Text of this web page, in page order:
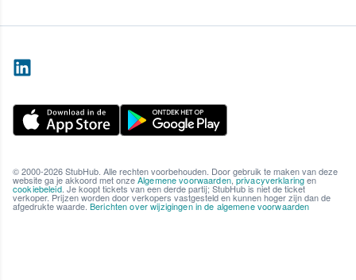
© 2000-2026 StubHub. Alle rechten voorbehouden. Door gebruik te maken van deze
website ga je akkoord met onzeAlgemene voorwaarden,privacyverklaringen
cookiebeleid. Je koopt tickets van een derde partij; StubHub is niet de ticket
verkoper. Prijzen worden door verkopers vastgesteld en kunnen hoger zijn dan de
afgedrukte waarde. Berichten over wijzigingen in de algemene voorwaarden